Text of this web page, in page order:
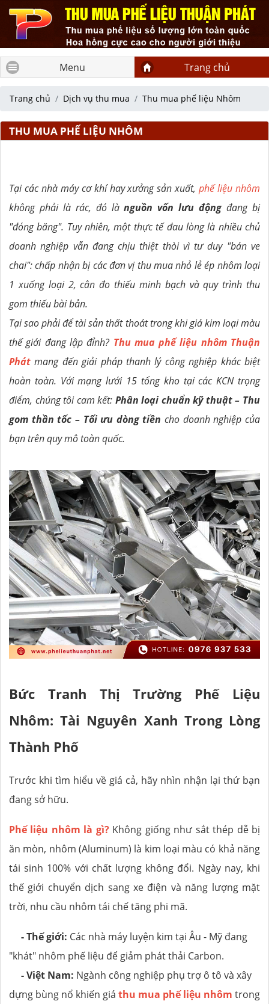
Menu Trang chủ
Trang chủ Dịch vụ thu mua Thu mua phế liệu Nhôm
THU MUA PHẾ LIỆU NHÔM
Tại các nhà máy cơ khí hay xưởng sản xuất,phế liệu nhôm
không phải là rác, đó lànguồn vốn lưu độngđang bị
"đóng băng". Tuy nhiên, một thực tế đau lòng là nhiều chủ
doanh nghiệp vẫn đang chịu thiệt thòi vì tư duy "bán ve
chai": chấp nhận bị các đơn vị thu mua nhỏ lẻ ép nhôm loại
1 xuống loại 2, cân đo thiếu minh bạch và quy trình thu
gom thiếu bài bản.
Tại sao phải để tài sản thất thoát trong khi giá kim loại màu
thế giới đang lập đỉnh? Thu mua phế liệu nhôm Thuận
Phát mang đến giải pháp thanh lý công nghiệp khác biệt
hoàn toàn. Với mạng lưới 15 tổng kho tại các KCN trọng
điểm, chúng tôi cam kết: Phân loại chuẩn kỹ thuật – Thu
gom thần tốc – Tối ưu dòng tiền cho doanh nghiệp của
bạn trên quy mô toàn quốc.
Bức Tranh Thị Trường Phế Liệu
Nhôm: Tài Nguyên Xanh Trong Lòng
Thành Phố
Trước khi tìm hiểu về giá cả, hãy nhìn nhận lại thứ bạn
đang sở hữu.
Phế liệu nhôm là gì?Không giống như sắt thép dễ bị
ăn mòn, nhôm (Aluminum) là kim loại màu có khả năng
tái sinh 100% với chất lượng không đổi. Ngày nay, khi
thế giới chuyển dịch sang xe điện và năng lượng mặt
trời, nhu cầu nhôm tái chế tăng phi mã.
- Thế giới: Các nhà máy luyện kim tại Âu - Mỹ đang
"khát" nhôm phế liệu để giảm phát thải Carbon.
- Việt Nam: Ngành công nghiệp phụ trợ ô tô và xây
dựng bùng nổ khiến giá thu mua phế liệu nhôm trong